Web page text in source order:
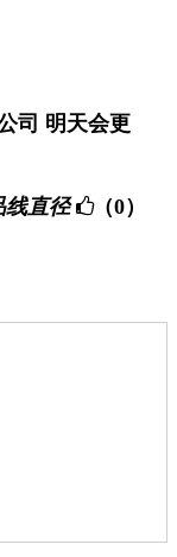
司 明天会更
线直径
（0）